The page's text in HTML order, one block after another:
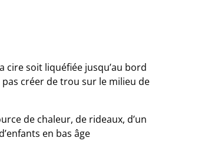
cire soit liquéfiée jusqu’au bord
créer de trou sur le milieu de
de chaleur, de rideaux, d’un
en bas âge